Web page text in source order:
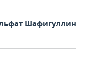
Шафигуллин